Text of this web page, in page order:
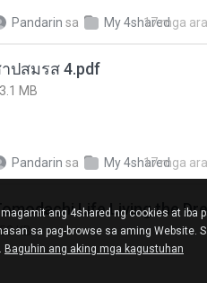
Pandarin sa My 4shared
17 mga
ปสมรส 4.pdf
MB
Pandarin sa My 4shared
17 mga
KB
ang 4shared ng cookies at iba
sa pag-browse sa aming
Baguhin ang aking mga kagustuhan